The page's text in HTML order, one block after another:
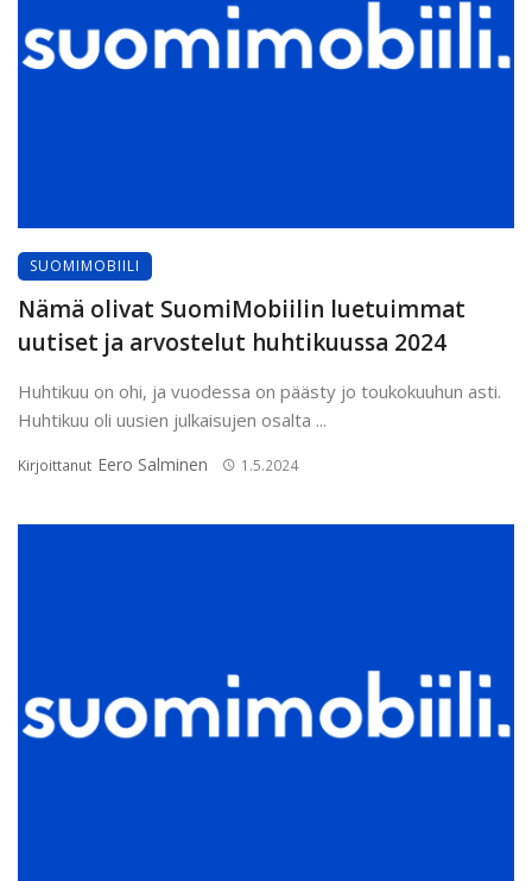
SUOMIMOBIILI
Nämä olivat SuomiMobiilin luetuimmat
uutiset ja arvostelut huhtikuussa 2024
Huhtikuu on ohi, ja vuodessa on päästy jo toukokuuhun asti.
Huhtikuu oli uusien julkaisujen osalta ...
Kirjoittanut Eero Salminen 1.5.2024